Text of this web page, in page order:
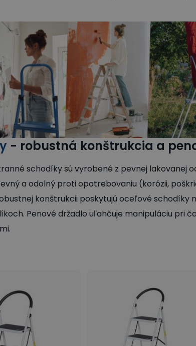
- robustná konštrukcia a
schodíky sú vyrobené z pevnej lakovanej
a odolný proti opotrebovaniu (korózii,
konštrukcii poskytujú oceľové schodíky
Penové držadlo uľahčuje manipuláciu pri